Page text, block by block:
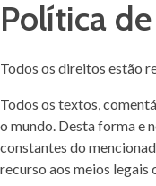
Política
Todos os direitos estão
Todos os textos,
o mundo. Desta forma e
constantes do
recurso aos meios